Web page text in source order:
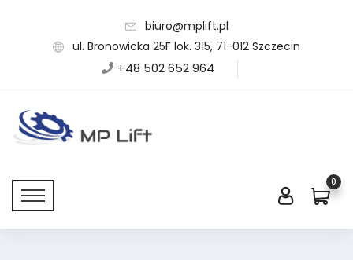
biuro@mplift.pl
ul. Bronowicka 25F lok. 315, 71-012 Szczecin
+48 502 652 964
0